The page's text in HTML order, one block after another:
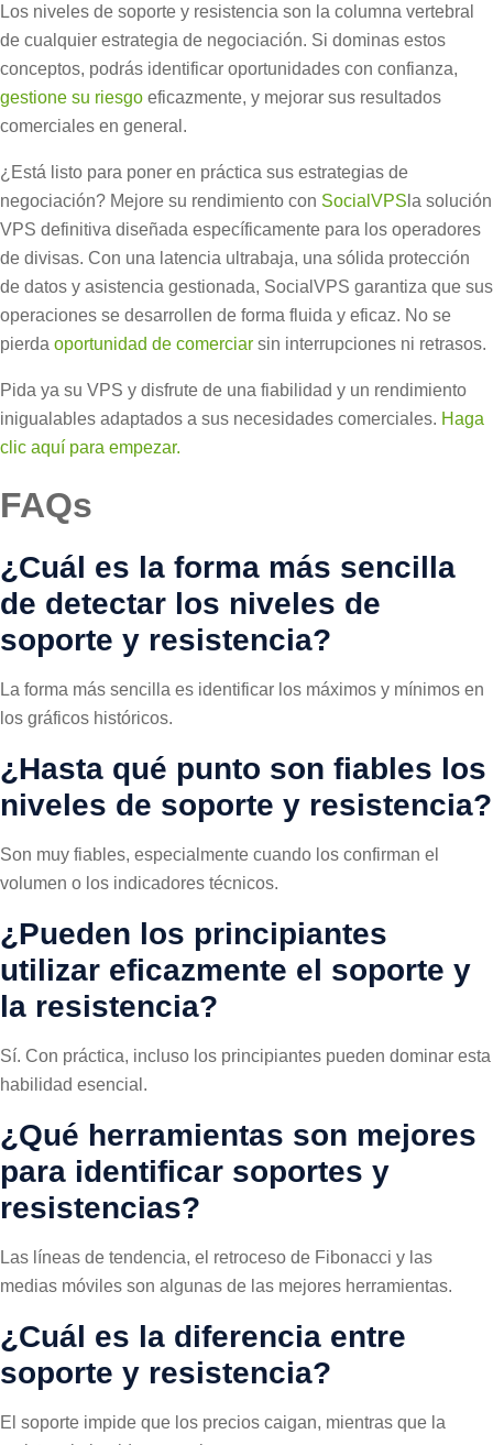
Los niveles de soporte y resistencia son la columna vertebral
de cualquier estrategia de negociación. Si dominas estos
conceptos, podrás identificar oportunidades con confianza,
gestione su riesgo eficazmente, y mejorar sus resultados
comerciales en general.
¿Está listo para poner en práctica sus estrategias de
negociación? Mejore su rendimiento con SocialVPS la solución
VPS definitiva diseñada específicamente para los operadores
de divisas. Con una latencia ultrabaja, una sólida protección
de datos y asistencia gestionada, SocialVPS garantiza que sus
operaciones se desarrollen de forma fluida y eficaz. No se
pierda oportunidad de comerciar sin interrupciones ni retrasos.
Pida ya su VPS y disfrute de una fiabilidad y un rendimiento
inigualables adaptados a sus necesidades comerciales. Haga
clic aquí para empezar.
FAQs
¿Cuál es la forma más sencilla
de detectar los niveles de
soporte y resistencia?
La forma más sencilla es identificar los máximos y mínimos en
los gráficos históricos.
¿Hasta qué punto son fiables los
niveles de soporte y resistencia?
Son muy fiables, especialmente cuando los confirman el
volumen o los indicadores técnicos.
¿Pueden los principiantes
utilizar eficazmente el soporte y
la resistencia?
Sí. Con práctica, incluso los principiantes pueden dominar esta
habilidad esencial.
¿Qué herramientas son mejores
para identificar soportes y
resistencias?
Las líneas de tendencia, el retroceso de Fibonacci y las
medias móviles son algunas de las mejores herramientas.
¿Cuál es la diferencia entre
soporte y resistencia?
El soporte impide que los precios caigan, mientras que la